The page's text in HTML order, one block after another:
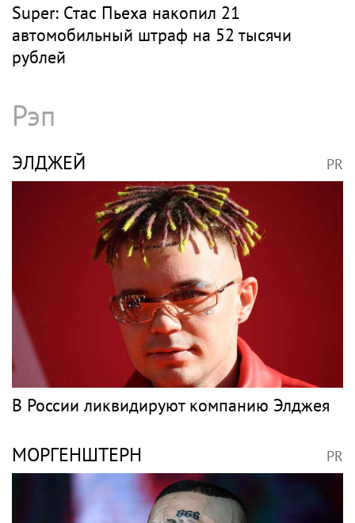
Super: Стас Пьеха накопил 21
автомобильный штраф на 52 тысячи
рублей
Рэп
ЭЛДЖЕЙ PR
В России ликвидируют компанию Элджея
МОРГЕНШТЕРН PR